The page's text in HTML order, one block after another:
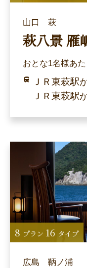
山口 萩
萩八景 雁
おとな1名様あた
ＪＲ東萩駅
ＪＲ東萩駅
広島 鞆ノ浦
8 プラン 16 タイプ